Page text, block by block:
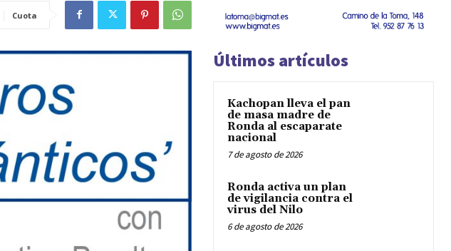
Cuota
Últimos artículos
Kachopan lleva el pan
de masa madre de
Ronda al escaparate
nacional
7 de agosto de 2026
Ronda activa un plan
de vigilancia contra el
virus del Nilo
6 de agosto de 2026